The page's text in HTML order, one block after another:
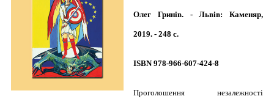
Олег Гринів. - Львів: Каменяр,
2019. - 248 с.
ISBN 978-966-607-424-8
Проголошення незалежності